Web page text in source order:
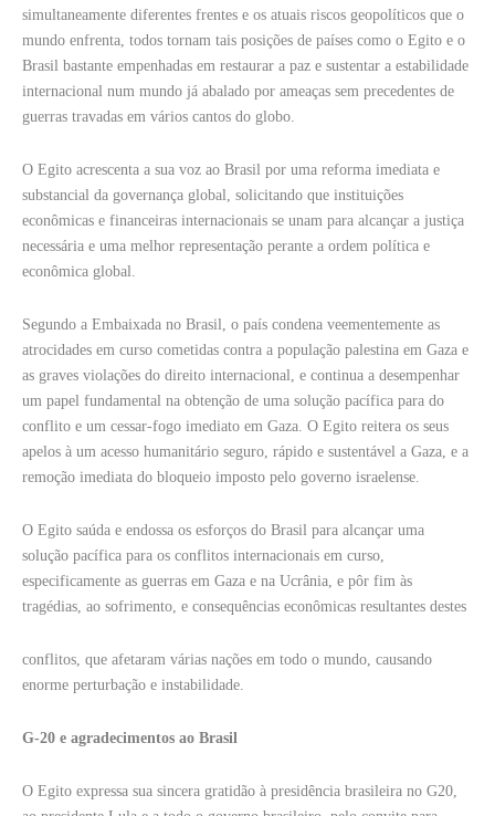
simultaneamente diferentes frentes e os atuais riscos geopolíticos que o
mundo enfrenta, todos tornam tais posições de países como o Egito e o
Brasil bastante empenhadas em restaurar a paz e sustentar a estabilidade
internacional num mundo já abalado por ameaças sem precedentes de
guerras travadas em vários cantos do globo.
O Egito acrescenta a sua voz ao Brasil por uma reforma imediata e
substancial da governança global, solicitando que instituições
econômicas e financeiras internacionais se unam para alcançar a justiça
necessária e uma melhor representação perante a ordem política e
econômica global.
Segundo a Embaixada no Brasil, o país condena veementemente as
atrocidades em curso cometidas contra a população palestina em Gaza e
as graves violações do direito internacional, e continua a desempenhar
um papel fundamental na obtenção de uma solução pacífica para do
conflito e um cessar-fogo imediato em Gaza. O Egito reitera os seus
apelos à um acesso humanitário seguro, rápido e sustentável a Gaza, e a
remoção imediata do bloqueio imposto pelo governo israelense.
O Egito saúda e endossa os esforços do Brasil para alcançar uma
solução pacífica para os conflitos internacionais em curso,
especificamente as guerras em Gaza e na Ucrânia, e pôr fim às
tragédias, ao sofrimento, e consequências econômicas resultantes destes
conflitos, que afetaram várias nações em todo o mundo, causando
enorme perturbação e instabilidade.
G-20 e agradecimentos ao Brasil
O Egito expressa sua sincera gratidão à presidência brasileira no G20,